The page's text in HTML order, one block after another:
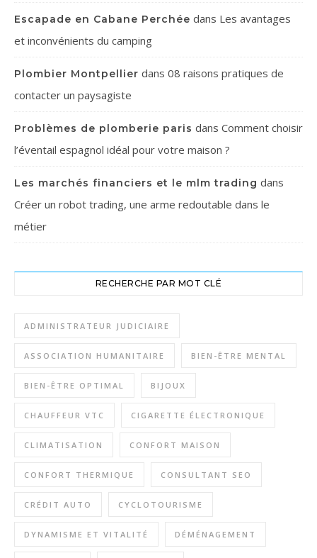
Escapade en Cabane Perchée dans Les avantages
et inconvénients du camping
Plombier Montpellier dans 08 raisons pratiques de
contacter un paysagiste
Problèmes de plomberie paris dans Comment choisir
l’éventail espagnol idéal pour votre maison ?
Les marchés financiers et le mlm trading dans
Créer un robot trading, une arme redoutable dans le
métier
RECHERCHE PAR MOT CLÉ
ADMINISTRATEUR JUDICIAIRE
ASSOCIATION HUMANITAIRE BIEN-ÊTRE MENTAL
BIEN-ÊTRE OPTIMAL BIJOUX
CHAUFFEUR VTC CIGARETTE ÉLECTRONIQUE
CLIMATISATION CONFORT MAISON
CONFORT THERMIQUE CONSULTANT SEO
CRÉDIT AUTO CYCLOTOURISME
DYNAMISME ET VITALITÉ DÉMÉNAGEMENT